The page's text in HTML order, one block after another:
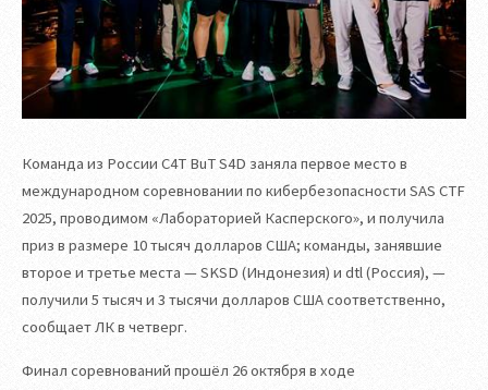
Команда из России C4T BuT S4D заняла первое место в
международном соревновании по кибербезопасности SAS CTF
2025, проводимом «Лабораторией Касперского», и получила
приз в размере 10 тысяч долларов США; команды, занявшие
второе и третье места — SKSD (Индонезия) и dtl (Россия), —
получили 5 тысяч и 3 тысячи долларов США соответственно,
сообщает ЛК в четверг.
Финал соревнований прошёл 26 октября в ходе